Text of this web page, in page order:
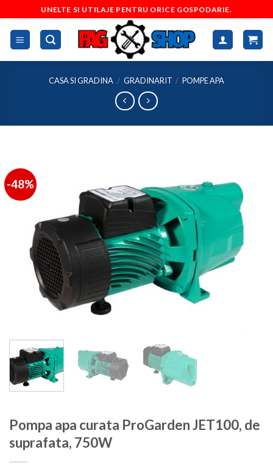
to
content
UNELTE SI UTILAJE PENTRU ORICE GOSPODARIE.
CASA SI GRADINA / GRADINARIT / POMPE APA
-48%
Pompa apa curata ProGarden JET100, de
suprafata, 750W